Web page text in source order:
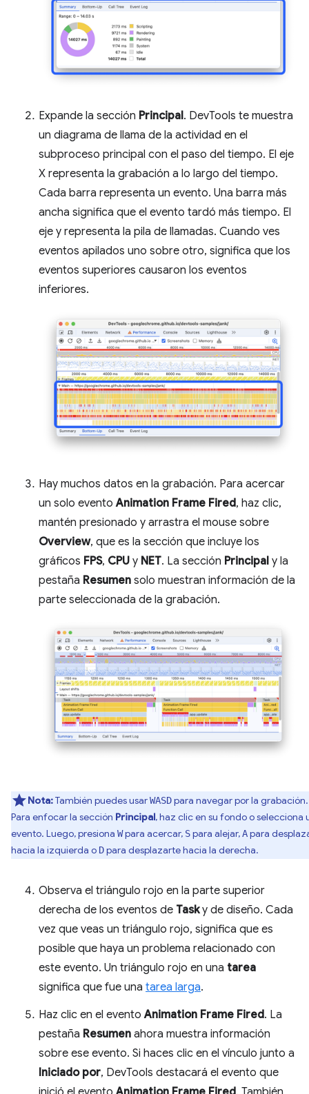
Expande la sección Principal. DevTools te muestra
un diagrama de llama de la actividad en el
subproceso principal con el paso del tiempo. El eje
X representa la grabación a lo largo del tiempo.
Cada barra representa un evento. Una barra más
ancha significa que el evento tardó más tiempo. El
eje y representa la pila de llamadas. Cuando ves
eventos apilados uno sobre otro, significa que los
eventos superiores causaron los eventos
inferiores.
Hay muchos datos en la grabación. Para acercar
un solo eventoAnimation Frame Fired, haz clic,
mantén presionado y arrastra el mouse sobre
Overview, que es la sección que incluye los
gráficos FPS, CPU y NET. La sección Principal y la
pestaña Resumen solo muestran información de la
parte seleccionada de la grabación.
Nota:También puedes usarWASDpara navegar por la grabación.
Para enfocar la sección Principal, haz clic en su fondo o selecciona
evento. Luego, presiona Wpara acercar, Spara alejar,Apara
hacia la izquierda o Dpara desplazarte hacia la derecha.
Observa el triángulo rojo en la parte superior
derecha de los eventos de Tasky de diseño. Cada
vez que veas un triángulo rojo, significa que es
posible que haya un problema relacionado con
este evento. Un triángulo rojo en una tarea
significa que fue una tarea larga.
Haz clic en el eventoAnimation Frame Fired. La
pestaña Resumen ahora muestra información
sobre ese evento. Si haces clic en el vínculo junto a
Iniciado por, DevTools destacará el evento que